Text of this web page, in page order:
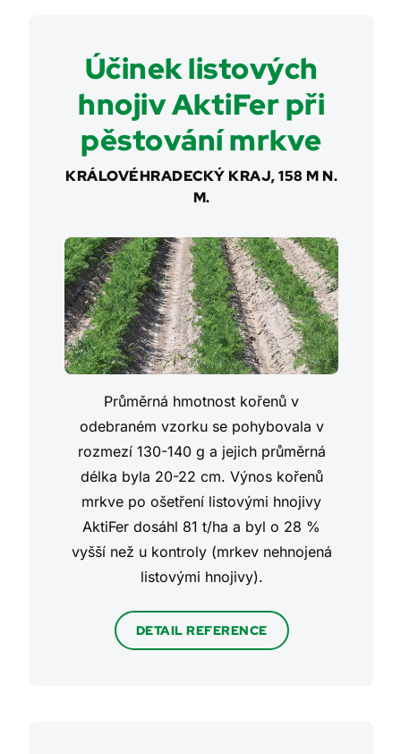
Účinek listových
hnojiv AktiFer při
pěstování mrkve
KRÁLOVÉHRADECKÝ KRAJ, 158 M N.
M.
Průměrná hmotnost kořenů v
odebraném vzorku se pohybovala v
rozmezí 130-140 g a jejich průměrná
délka byla 20-22 cm. Výnos kořenů
mrkve po ošetření listovými hnojivy
AktiFer dosáhl 81 t/ha a byl o 28 %
vyšší než u kontroly (mrkev nehnojená
listovými hnojivy).
DETAIL REFERENCE